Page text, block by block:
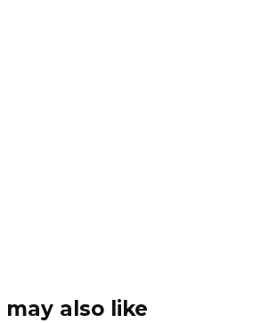
may also like